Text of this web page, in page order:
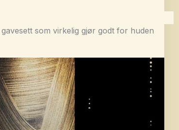
som virkelig gjør godt for huden